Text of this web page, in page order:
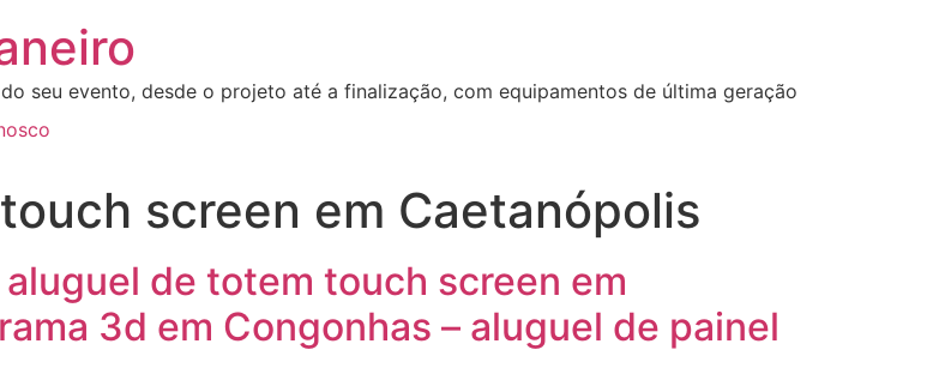
seu evento, desde o projeto até a finalização, com equipamentos de última geração
screen em Caetanópolis
de totem touch screen em
3d em Congonhas – aluguel de painel